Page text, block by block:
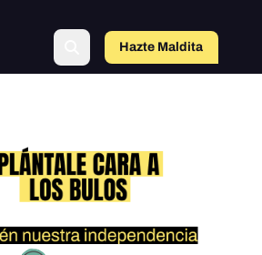
Hazte Maldito